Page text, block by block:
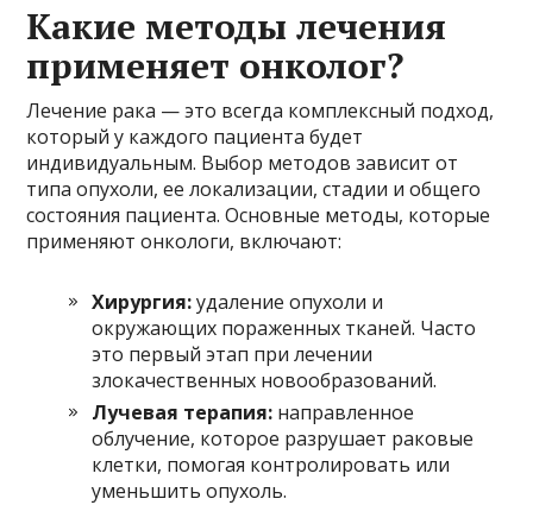
Какие методы лечения
применяет онколог?
Лечение рака — это всегда комплексный подход,
который у каждого пациента будет
индивидуальным. Выбор методов зависит от
типа опухоли, ее локализации, стадии и общего
состояния пациента. Основные методы, которые
применяют онкологи, включают:
Хирургия:удаление опухоли и
окружающих пораженных тканей. Часто
это первый этап при лечении
злокачественных новообразований.
Лучевая терапия: направленное
облучение, которое разрушает раковые
клетки, помогая контролировать или
уменьшить опухоль.